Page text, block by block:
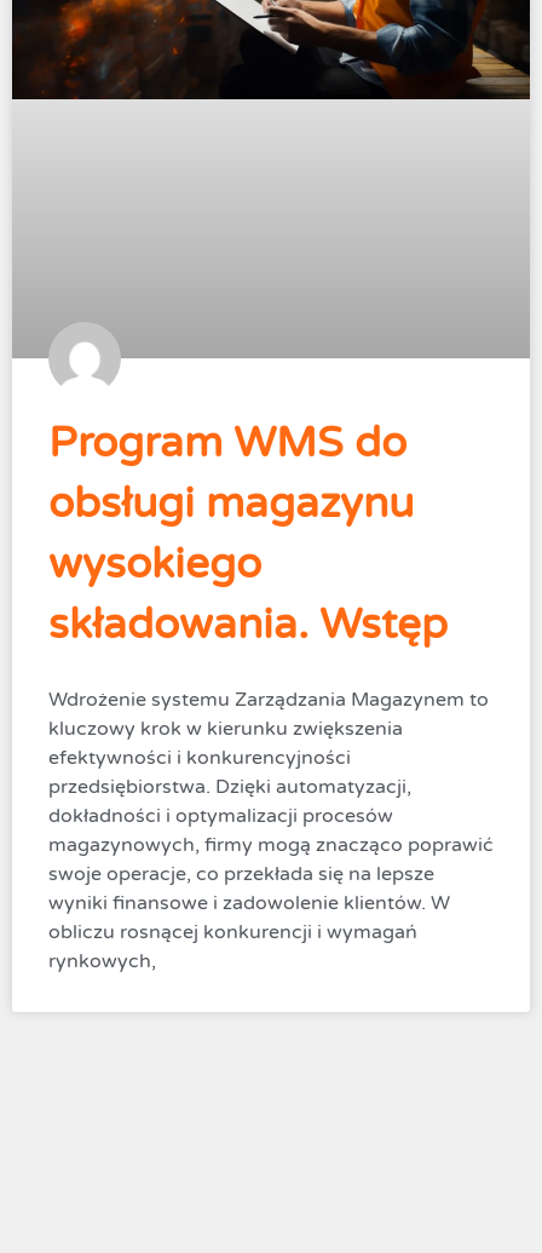
Program WMS do
obsługi magazynu
wysokiego
składowania. Wstęp
Wdrożenie systemu Zarządzania Magazynem to
kluczowy krok w kierunku zwiększenia
efektywności i konkurencyjności
przedsiębiorstwa. Dzięki automatyzacji,
dokładności i optymalizacji procesów
magazynowych, firmy mogą znacząco poprawić
swoje operacje, co przekłada się na lepsze
wyniki finansowe i zadowolenie klientów. W
obliczu rosnącej konkurencji i wymagań
rynkowych,